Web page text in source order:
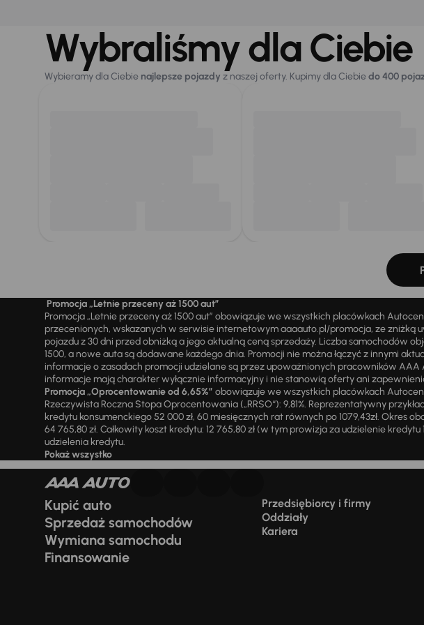
Wybraliśmy dla Ciebie
Wybieramy dla Ciebie najlepsze pojazdy z naszej oferty. Kupimy dla Ciebiedo 400
Promocja „Letnie przeceny aż 1500 aut”
Promocja „Letnie przeceny aż 1500 aut” obowiązuje we wszystkich placówkach
przecenionych, wskazanych w serwisie internetowym aaaauto.pl/promocja, ze
pojazdu z 30 dni przed obniżką a jego aktualną ceną sprzedaży. Liczba samochodów
1500, a nowe auta są dodawane każdego dnia. Promocji nie można łączyć z innymi
informacje o zasadach promocji udzielane są przez upoważnionych pracowników
informacje mają charakter wyłącznie informacyjny i nie stanowią oferty ani
Promocja „Oprocentowanie od 6,65%” obowiązuje we wszystkich placówkach
Rzeczywista Roczna Stopa Oprocentowania („RRSO“): 9,81%. Reprezentatywny
kredytu konsumenckiego 52 000 zł, 60 miesięcznych rat równych po 1079,43zł. Okres
64 765,80 zł. Całkowity koszt kredytu: 12 765,80 zł (w tym prowizja za udzielenie
udzielenia kredytu.
Pokaż wszystko
Kupić auto
Sprzedaż samochodów
Wymiana samochodu
Finansowanie
Przedsiębiorcy i firmy
Oddziały
Kariera